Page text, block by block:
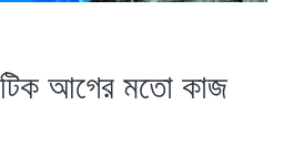
আগের মতো কাজ